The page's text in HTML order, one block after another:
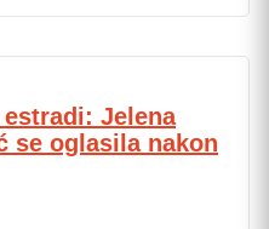
estradi: Jelena
se oglasila nakon